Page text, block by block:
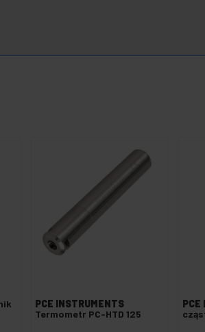
PCE INSTRUMENTS
Termometr PC-HTD 125
PCE